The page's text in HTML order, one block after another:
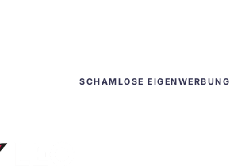
SCHAMLOSE EIGENWERBUNG